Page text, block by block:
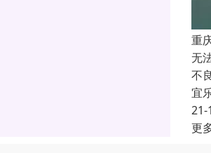
重
无
不
宜
21-
更